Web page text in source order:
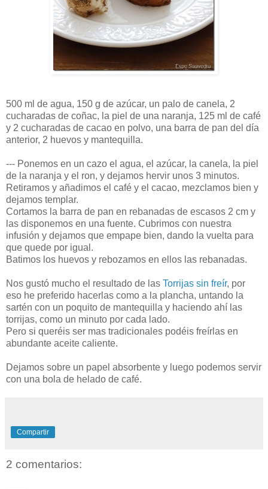
500 ml de agua, 150 g de azúcar, un palo de canela, 2
cucharadas de coñac, la piel de una naranja, 125 ml de café
y 2 cucharadas de cacao en polvo, una barra de pan del día
anterior, 2 huevos y mantequilla.
--- Ponemos en un cazo el agua, el azúcar, la canela, la piel
de la naranja y el ron, y dejamos hervir unos 3 minutos.
Retiramos y añadimos el café y el cacao, mezclamos bien y
dejamos templar.
Cortamos la barra de pan en rebanadas de escasos 2 cm y
las disponemos en una fuente. Cubrimos con nuestra
infusión y dejamos que empape bien, dando la vuelta para
que quede por igual.
Batimos los huevos y rebozamos en ellos las rebanadas.
Nos gustó mucho el resultado de las Torrijas sin freír, por
eso he preferido hacerlas como a la plancha, untando la
sartén con un poquito de mantequilla y haciendo ahí las
torrijas, como un minuto por cada lado.
Pero si queréis ser mas tradicionales podéis freírlas en
abundante aceite caliente.
Dejamos sobre un papel absorbente y luego podemos servir
con una bola de helado de café.
Compartir
2 comentarios: